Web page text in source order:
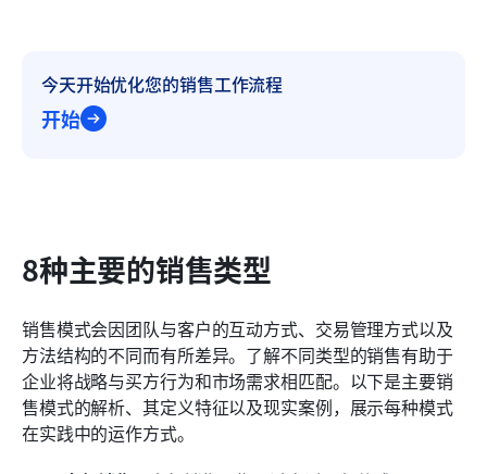
今天开始优化您的销售工作流程
开始
8种主要的销售类型
销售模式会因团队与客户的互动方式、交易管理方式以及
方法结构的不同而有所差异。了解不同类型的销售有助于
企业将战略与买方行为和市场需求相匹配。以下是主要销
售模式的解析、其定义特征以及现实案例，展示每种模式
在实践中的运作方式。